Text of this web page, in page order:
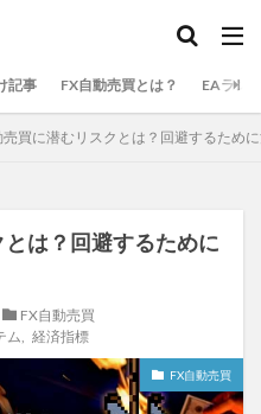
記事 FX自動売買とは？ EAラン
売買に潜むリスクとは？回避するため
は？回避するために
FX自動売買
ム 経済指標
FX自動売買